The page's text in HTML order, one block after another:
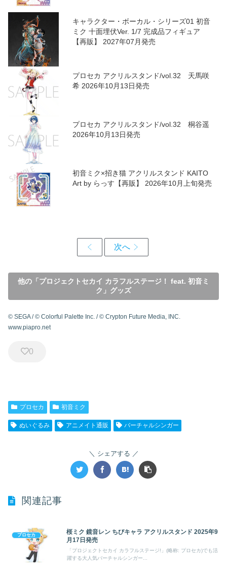
キャラクター・ボーカル・シリーズ01 初音
ミク 十面埋伏Ver. 1/7 完成品フィギュア
【再販】 2027年07月発売
プロセカ アクリルスタンド/vol.32 天馬咲
希 2026年10月13日発売
プロセカ アクリルスタンド/vol.32 桐谷遥
2026年10月13日発売
初音ミク×招き猫 アクリルスタンド KAITO
Art by らっす【再販】 2026年10月上旬発売
他の「プロジェクトセカイ カラフルステージ！ feat. 初音ミ
ク」グッズ
© SEGA / © Colorful Palette Inc. / © Crypton Future Media, INC.
www.piapro.net
0
プロセカ 初音ミク
ぬいぐるみ アニメイト通販 バーチャルシンガー
シェアする
関連記事
プロセカ
桜ミク 鏡音レン ちびキャラ アクリルスタンド 2025年9
月17日発売
「プロジェクトセカイ カラフルステージ!」(略称: プロセカ)でも活
躍する大人気バーチャルシンガー...